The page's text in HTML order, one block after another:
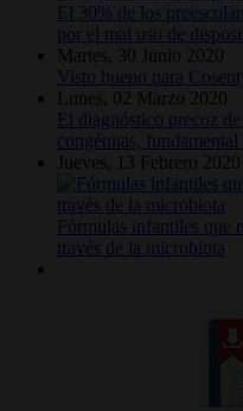
El 30% de los
por el mal uso de
Martes, 30 Junio 2020
Visto bueno para
Lunes, 02 Marzo 2020
El diagnóstico precoz
congénitas,
Jueves, 13 Febrero 2020
Fórmulas infantiles que
través de la microbiota